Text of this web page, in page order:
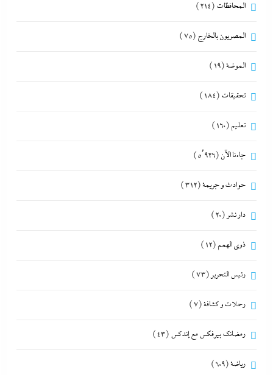
المحافظات (214)
المصريون بالخارج (75)
الموضة(19)
تحقيقات (184)
تعليم (160)
جاءنا الآن (5٬926)
حوادث و جريمة(312)
دار نشر (20)
ذوى الهمم (12)
رئيس التحرير (73)
رحلات و كشافة(7)
رمضانك بيرفكس مع إندكس (43)
رياضة(609)